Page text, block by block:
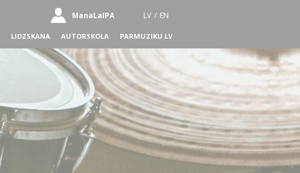
ManaLaIPA LV / EN
LIDZSKANA AUTORSKOLA PARMUZIKU.LV